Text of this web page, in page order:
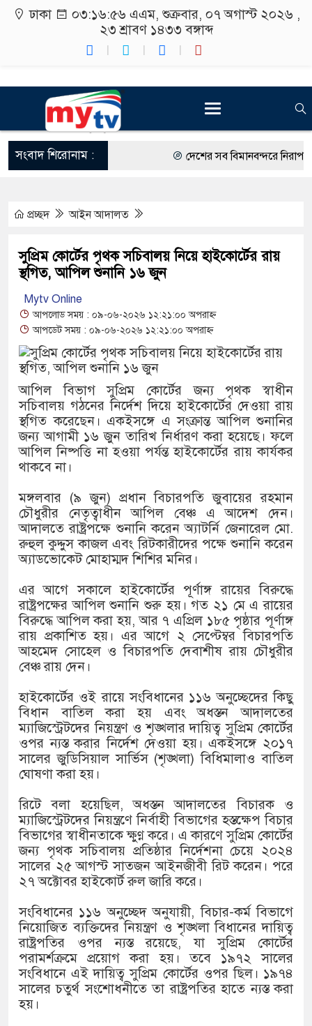
ঢাকা ০৩:১৬:৫৭ এএম, শুক্রবার, ০৭ অগাস্ট ২০২৬ ,
২৩ শ্রাবণ ১৪৩৩ বঙ্গাব্দ
সংবাদ শিরোনাম : দেশের সব বিমানবন্দরে নিরাপত্তা
কর্মসূচীর শুভসূচনা।
থাকায় বিক্রিতে নিষেধাজ্ঞা
অত্যাচারের ছবি যেন আর
আলাল
‘গুলশানের চামেলি’তে ভিন্ন
যৌনকর্মীর দালাল চরিত্রে
গুলশান থেকে সাবেক মন্ত্রী লতিফ
‘স্কুটি নাকি গোল্ড?’
সংবিধান অনুযায়ী যথাসময়ে
১৫২২ পুলিশ সদস্যকে চাকরিতে
খিলক্ষেত থানা বিএনপির যুগ্ম
দেশের ৬ অঞ্চলে ঝড়ের আভাস
সার্ককে আরও গতিশীল করতে চায়
প্রেমের সম্পর্ক ছিন্ন না করায়
হামের উপসর্গে আরও ৬ প্রাণহানি,
অবশেষে পদত্যাগ করলেন ভারতের
জামায়াত ফেরেশতাদের দল নয়,
প্রচ্ছদ আইন আদালত
সুপ্রিম কোর্টের পৃথক সচিবালয় নিয়ে হাইকোর্টের রায়
স্থগিত, আপিল শুনানি ১৬ জুন
Mytv Online
আপলোড সময় : ০৯-০৬-২০২৬ ১২:২১:০০ অপরাহ্ন
আপডেট সময় : ০৯-০৬-২০২৬ ১২:২১:০০ অপরাহ্ন
আপিল বিভাগ সুপ্রিম কোর্টের জন্য পৃথক স্বাধীন
সচিবালয় গঠনের নির্দেশ দিয়ে হাইকোর্টের দেওয়া রায়
স্থগিত করেছেন। একইসঙ্গে এ সংক্রান্ত আপিল শুনানির
জন্য আগামী ১৬ জুন তারিখ নির্ধারণ করা হয়েছে। ফলে
আপিল নিষ্পত্তি না হওয়া পর্যন্ত হাইকোর্টের রায় কার্যকর
থাকবে না।
মঙ্গলবার (৯ জুন) প্রধান বিচারপতি জুবায়ের রহমান
চৌধুরীর নেতৃত্বাধীন আপিল বেঞ্চ এ আদেশ দেন।
আদালতে রাষ্ট্রপক্ষে শুনানি করেন অ্যাটর্নি জেনারেল মো.
রুহুল কুদ্দুস কাজল এবং রিটকারীদের পক্ষে শুনানি করেন
অ্যাডভোকেট মোহাম্মদ শিশির মনির।
এর আগে সকালে হাইকোর্টের পূর্ণাঙ্গ রায়ের বিরুদ্ধে
রাষ্ট্রপক্ষের আপিল শুনানি শুরু হয়। গত ২১ মে এ রায়ের
বিরুদ্ধে আপিল করা হয়, আর ৭ এপ্রিল ১৮৫ পৃষ্ঠার পূর্ণাঙ্গ
রায় প্রকাশিত হয়। এর আগে ২ সেপ্টেম্বর বিচারপতি
আহমেদ সোহেল ও বিচারপতি দেবাশীষ রায় চৌধুরীর
বেঞ্চ রায় দেন।
হাইকোর্টের ওই রায়ে সংবিধানের ১১৬ অনুচ্ছেদের কিছু
বিধান বাতিল করা হয় এবং অধস্তন আদালতের
ম্যাজিস্ট্রেটদের নিয়ন্ত্রণ ও শৃঙ্খলার দায়িত্ব সুপ্রিম কোর্টের
ওপর ন্যস্ত করার নির্দেশ দেওয়া হয়। একইসঙ্গে ২০১৭
সালের জুডিসিয়াল সার্ভিস (শৃঙ্খলা) বিধিমালাও বাতিল
ঘোষণা করা হয়।
রিটে বলা হয়েছিল, অধস্তন আদালতের বিচারক ও
ম্যাজিস্ট্রেটদের নিয়ন্ত্রণে নির্বাহী বিভাগের হস্তক্ষেপ বিচার
বিভাগের স্বাধীনতাকে ক্ষুণ্ণ করে। এ কারণে সুপ্রিম কোর্টের
জন্য পৃথক সচিবালয় প্রতিষ্ঠার নির্দেশনা চেয়ে ২০২৪
সালের ২৫ আগস্ট সাতজন আইনজীবী রিট করেন। পরে
২৭ অক্টোবর হাইকোর্ট রুল জারি করে।
সংবিধানের ১১৬ অনুচ্ছেদ অনুযায়ী, বিচার-কর্ম বিভাগে
নিয়োজিত ব্যক্তিদের নিয়ন্ত্রণ ও শৃঙ্খলা বিধানের দায়িত্ব
রাষ্ট্রপতির ওপর ন্যস্ত রয়েছে, যা সুপ্রিম কোর্টের
পরামর্শক্রমে প্রয়োগ করা হয়। তবে ১৯৭২ সালের
সংবিধানে এই দায়িত্ব সুপ্রিম কোর্টের ওপর ছিল। ১৯৭৪
সালের চতুর্থ সংশোধনীতে তা রাষ্ট্রপতির হাতে ন্যস্ত করা
হয়।